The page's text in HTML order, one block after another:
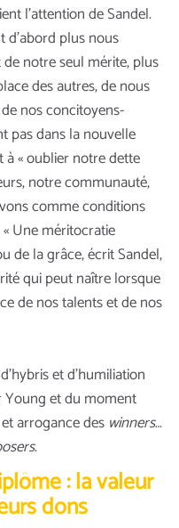
l’attention de Sandel.
d’abord plus nous
notre seul mérite, plus
des autres, de nous
nos concitoyens-
pas dans la nouvelle
« oublier notre dette
notre communauté,
comme conditions
Une méritocratie
de la grâce, écrit Sandel,
qui peut naître lorsque
de nos talents et de nos
et d’humiliation
et du moment
arrogance des winners…
.
: la valeur
dons